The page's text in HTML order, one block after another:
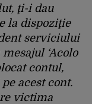
ţi-i dau
la dispoziţie
serviciului
‘Acolo
contul,
acest cont.
victima